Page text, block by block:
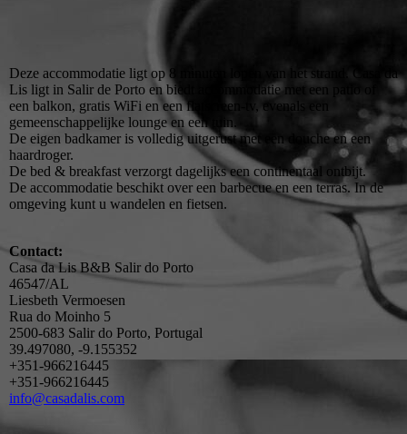
Deze accommodatie ligt op 8 minuten lopen van het strand. Casa da
Lis ligt in Salir de Porto en biedt accommodatie met een patio of
een balkon, gratis WiFi en een flatscreen-tv, evenals een
gemeenschappelijke lounge en een tuin.
De eigen badkamer is volledig uitgerust met een douche en een
haardroger.
De bed & breakfast verzorgt dagelijks een continentaal ontbijt.
De accommodatie beschikt over een barbecue en een terras. In de
omgeving kunt u wandelen en fietsen.
Contact:
Casa da Lis B&B Salir do Porto
46547/AL
Liesbeth Vermoesen
Rua do Moinho 5
2500-683 Salir do Porto, Portugal
39.497080, -9.155352
+351-966216445
+351-966216445
info@casadalis.com